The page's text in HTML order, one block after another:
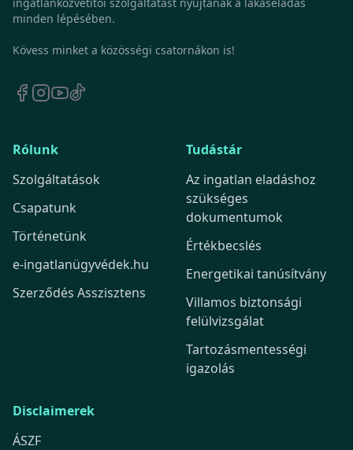
minden lépésében.
Kövess minket a közösségi csatornákon is!
Rólunk
Szolgáltatások
Csapatunk
Történetünk
e-ingatlanügyvédek.hu
Szerződés Asszisztens
Tudástár
Az ingatlan eladáshoz
szükséges
dokumentumok
Értékbecslés
Energetikai tanúsítvány
Villamos biztonsági
felülvizsgálat
Tartozásmentességi
igazolás
Disclaimerek
ÁSZF